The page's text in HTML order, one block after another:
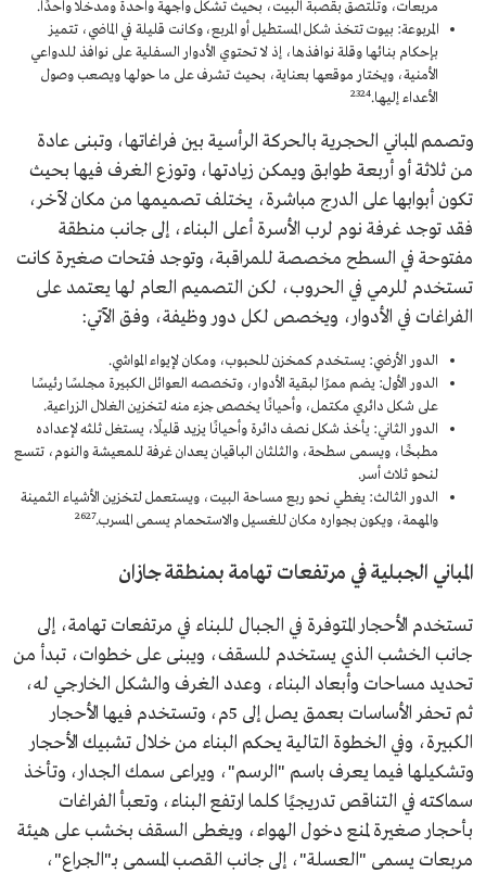
مربعات، وتلتصق بقصبة البيت، بحيث تشكل واجهة واحدة ومدخلًا واحدًا.
المربوعة: بيوت تتخذ شكل المستطيل أو المربع، وكانت قليلة في الماضي، تتميز
بإحكام بنائها وقلة نوافذها، إذ لا تحتوي الأدوار السفلية على نوافذ للدواعي
الأمنية، ويختار موقعها بعناية، بحيث تشرف على ما حولها ويصعب وصول
الأعداء إليها.
2324
وتصمم المباني الحجرية بالحركة الرأسية بين فراغاتها، وتبنى عادة
من ثلاثة أو أربعة طوابق ويمكن زيادتها، وتوزع الغرف فيها بحيث
تكون أبوابها على الدرج مباشرة، يختلف تصميمها من مكان لآخر،
فقد توجد غرفة نوم لرب الأسرة أعلى البناء، إلى جانب منطقة
مفتوحة في السطح مخصصة للمراقبة، وتوجد فتحات صغيرة كانت
تستخدم للرمي في الحروب، لكن التصميم العام لها يعتمد على
الفراغات في الأدوار، ويخصص لكل دور وظيفة، وفق الآتي:
الدور الأرضي: يستخدم كمخزن للحبوب، ومكان لإيواء المواشي.
الدور الأول: يضم ممرًا لبقية الأدوار، وتخصصه العوائل الكبيرة مجلسًا رئيسًا
على شكل دائري مكتمل، وأحيانًا يخصص جزء منه لتخزين الغلال الزراعية.
الدور الثاني: يأخذ شكل نصف دائرة وأحيانًا يزيد قليلًا، يستغل ثلثه لإعداده
مطبخًا، ويسمى سطحة، والثلثان الباقيان يعدان غرفة للمعيشة والنوم، تتسع
لنحو ثلاث أسر.
الدور الثالث: يغطي نحو ربع مساحة البيت، ويستعمل لتخزين الأشياء الثمينة
والمهمة، ويكون بجواره مكان للغسيل والاستحمام يسمى المسرب.
2627
المباني الجبلية في مرتفعات تهامة بمنطقة جازان
تستخدم الأحجار المتوفرة في الجبال للبناء في مرتفعات تهامة، إلى
جانب الخشب الذي يستخدم للسقف، ويبنى على خطوات، تبدأ من
تحديد مساحات وأبعاد البناء، وعدد الغرف والشكل الخارجي له،
ثم تحفر الأساسات بعمق يصل إلى 5م، وتستخدم فيها الأحجار
الكبيرة، وفي الخطوة التالية يحكم البناء من خلال تشبيك الأحجار
وتشكيلها فيما يعرف باسم "الرسم"، ويراعى سمك الجدار، وتأخذ
سماكته في التناقص تدريجيًا كلما ارتفع البناء، وتعبأ الفراغات
بأحجار صغيرة لمنع دخول الهواء، ويغطى السقف بخشب على هيئة
مربعات يسمى "العسلة"، إلى جانب القصب المسمى بـ"الجراع"،